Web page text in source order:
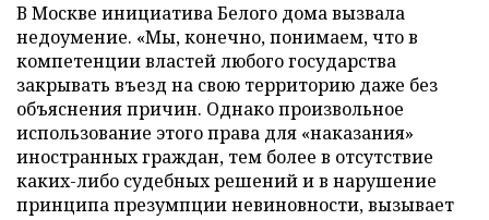
В Москве инициатива Белого дома вызвала
недоумение. «Мы, конечно, понимаем, что в
компетенции властей любого государства
закрывать въезд на свою территорию даже без
объяснения причин. Однако произвольное
использование этого права для «наказания»
иностранных граждан, тем более в отсутствие
каких-либо судебных решений и в нарушение
принципа презумпции невиновности, вызывает